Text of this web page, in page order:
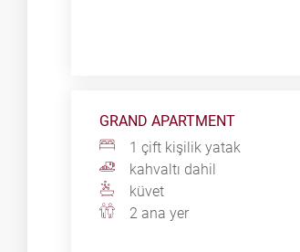
GRAND APARTMENT
1 çift kişilik yatak
kahvaltı dahil
küvet
2 ana yer